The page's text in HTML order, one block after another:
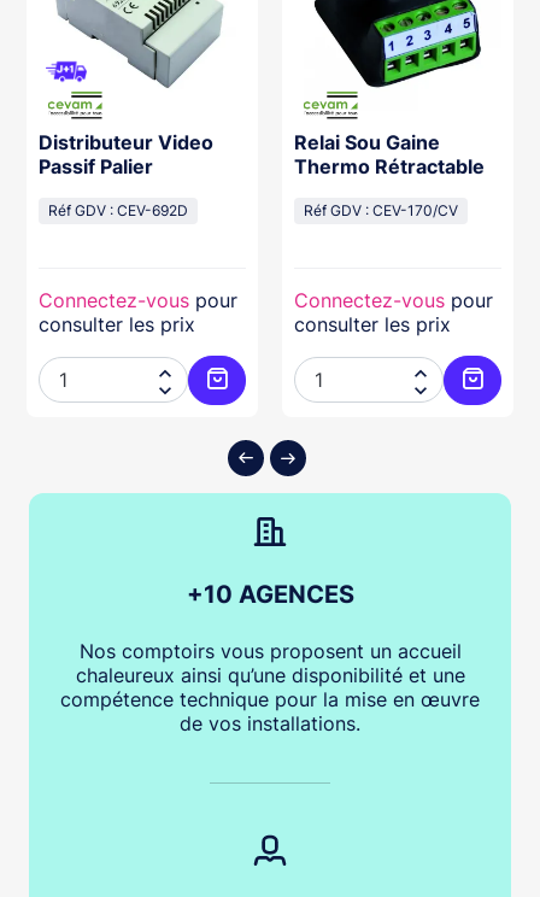
au panier
Distributeur Video
Passif Palier
Réf GDV : CEV-692D
Connectez-vous pour
consulter les prix


Ajouter au panier
Relai Sou Gaine
Thermo Rétractable
Réf GDV : CEV-170/CV
Connectez-vous pour
consulter les prix


+10 AGENCES
Nos comptoirs vous proposent un accueil
chaleureux ainsi qu’une disponibilité et une
compétence technique pour la mise en œuvre
de vos installations.